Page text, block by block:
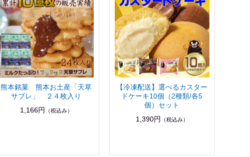
熊本銘菓 熊本お土産「天草
サブレ」 ２４枚入り
1,166円
（税込み）
【冷凍配送】選べるカスター
ドケーキ10個（2種類/各5
個）セット
1,390円
（税込み）